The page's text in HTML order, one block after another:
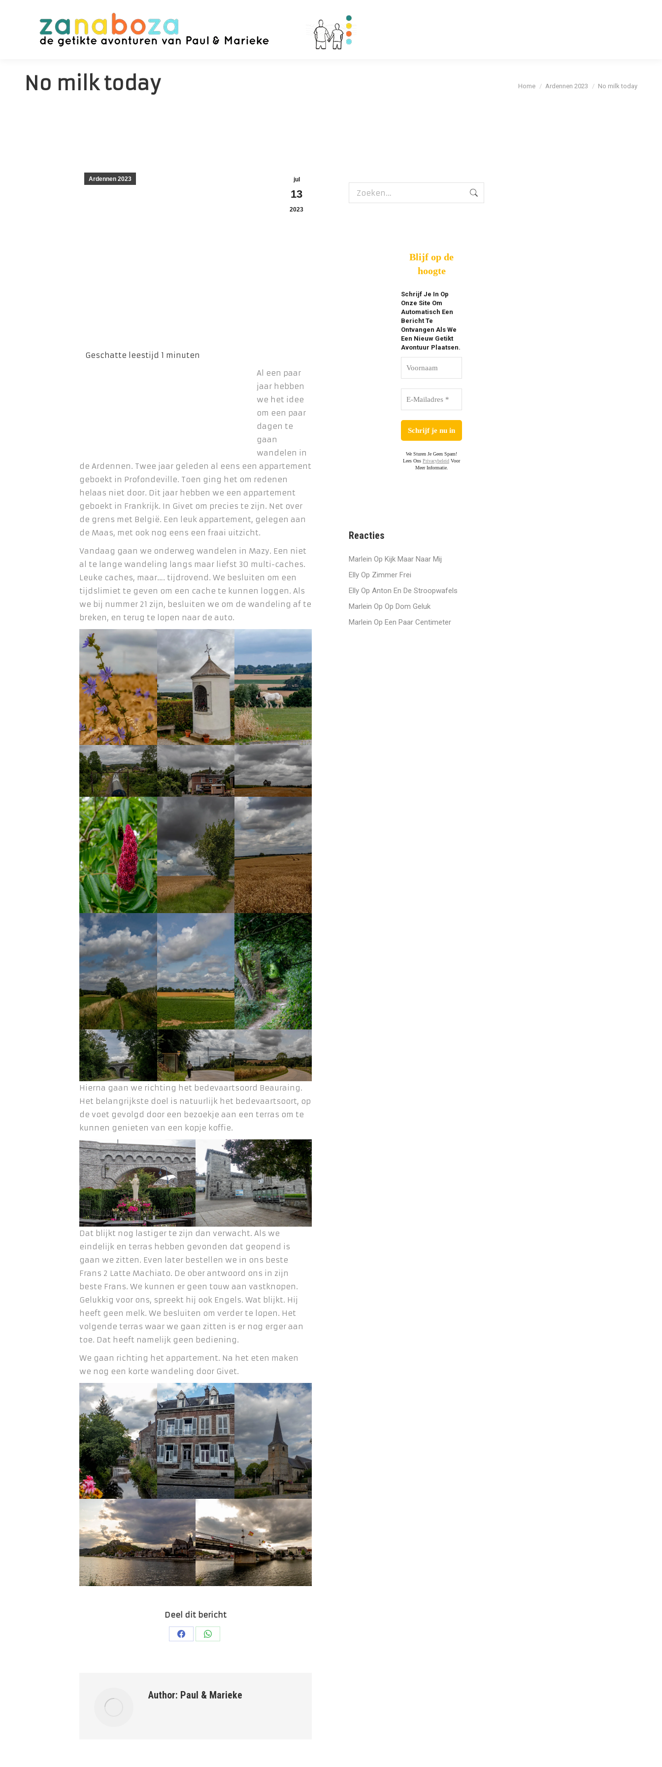
No milk today Je bent hier:
Home Ardennen 2023 No milk today
jul
13
2023
Ardennen 2023
Al een paar
jaar hebben
we het idee
om een paar
dagen te
gaan
wandelen in
de Ardennen. Twee jaar geleden al eens een appartement
geboekt in Profondeville. Toen ging het om redenen
helaas niet door. Dit jaar hebben we een appartement
geboekt in Frankrijk. In Givet om precies te zijn. Net over
de grens met België. Een leuk appartement, gelegen aan
de Maas, met ook nog eens een fraai uitzicht.
Vandaag gaan we onderweg wandelen in Mazy. Een niet
al te lange wandeling langs maar liefst 30 multi-caches.
Leuke caches, maar…. tijdrovend. We besluiten om een
tijdslimiet te geven om een cache te kunnen loggen. Als
we bij nummer 21 zijn, besluiten we om de wandeling af te
breken, en terug te lopen naar de auto.
Hierna gaan we richting het bedevaartsoord Beauraing.
Het belangrijkste doel is natuurlijk het bedevaartsoort, op
de voet gevolgd door een bezoekje aan een terras om te
kunnen genieten van een kopje koffie.
Dat blijkt nog lastiger te zijn dan verwacht. Als we
eindelijk en terras hebben gevonden dat geopend is
gaan we zitten. Even later bestellen we in ons beste
Frans 2 Latte Machiato. De ober antwoord ons in zijn
beste Frans. We kunnen er geen touw aan vastknopen.
Gelukkig voor ons, spreekt hij ook Engels. Wat blijkt. Hij
heeft geen melk. We besluiten om verder te lopen. Het
volgende terras waar we gaan zitten is er nog erger aan
toe. Dat heeft namelijk geen bediening.
We gaan richting het appartement. Na het eten maken
we nog een korte wandeling door Givet.
Deel dit bericht
Deel
Deel
Author: Paul & Marieke
Zoeken:
Blijf op de
hoogte
Schrijf Je In Op
Onze Site Om
Automatisch Een
Bericht Te
Ontvangen Als We
Een Nieuw Getikt
Avontuur Plaatsen.
We Sturen Je Geen Spam!
Lees OnsPrivacybeleid Voor
Meer Informatie.
Reacties
Marlein Op Kijk Maar Naar Mij
Elly Op Zimmer Frei
Elly Op Anton En De Stroopwafels
Marlein Op Op Dom Geluk
Marlein Op Een Paar Centimeter